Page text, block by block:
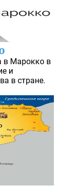
в Марокко в
и
в стране.